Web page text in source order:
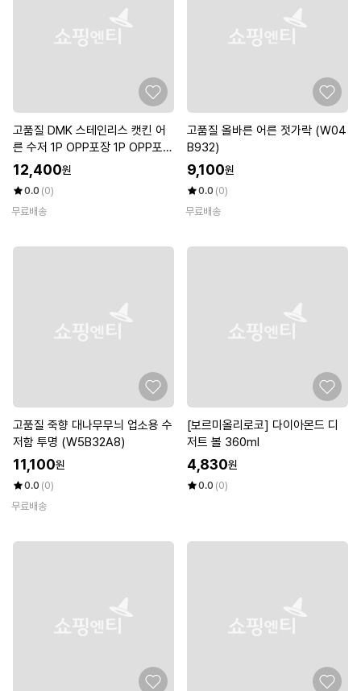
고품질 DMK 스테인리스 캣킨 어
른 수저 1P OPP포장 1P OPP포장
(W163DF2)
12,400원
0.0 (0)
무료배송
고품질 올바른 어른 젓가락 (W04
B932)
9,100원
0.0 (0)
무료배송
고품질 죽향 대나무무늬 업소용 수
저함 투명 (W5B32A8)
11,100원
0.0 (0)
무료배송
[보르미올리로코] 다이아몬드 디
저트 볼 360ml
4,830원
0.0 (0)